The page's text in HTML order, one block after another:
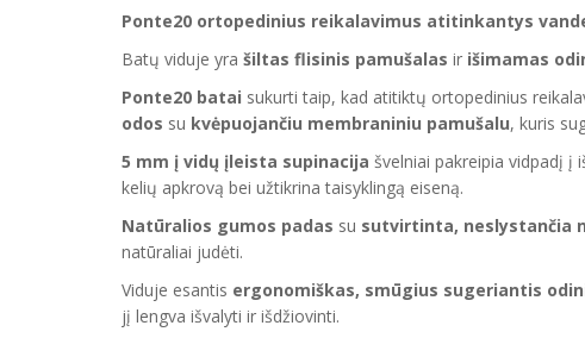
Ponte20 ortopedinius reikalavimus atitinkantys
Batų viduje yra šiltas flisinis pamušalas ir išimamas
Ponte20 batai sukurti taip, kad atitiktų ortopedinius
odos su kvėpuojančiu membraniniu pamušalu, kuris
5 mm į vidų įleista supinacija švelniai pakreipia vidpadį į
kelių apkrovą bei užtikrina taisyklingą eiseną.
Natūralios gumos padas su sutvirtinta, neslystančia
natūraliai judėti.
Viduje esantis ergonomiškas, smūgius sugeriantis
jį lengva išvalyti ir išdžiovinti.